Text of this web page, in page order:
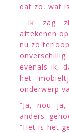
dat zo, wat
Ik zag
aftekenen
nu zo
evenals ik,
het
onderwerp
“Ja, nou
anders
“Het is het